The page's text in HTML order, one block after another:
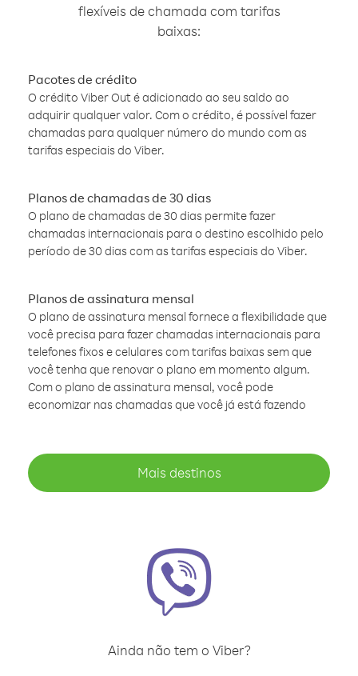
flexíveis de chamada com tarifas
baixas:
Pacotes de crédito
O crédito Viber Out é adicionado ao seu saldo ao
adquirir qualquer valor. Com o crédito, é possível fazer
chamadas para qualquer número do mundo com as
tarifas especiais do Viber.
Planos de chamadas de 30 dias
O plano de chamadas de 30 dias permite fazer
chamadas internacionais para o destino escolhido pelo
período de 30 dias com as tarifas especiais do Viber.
Planos de assinatura mensal
O plano de assinatura mensal fornece a flexibilidade que
você precisa para fazer chamadas internacionais para
telefones fixos e celulares com tarifas baixas sem que
você tenha que renovar o plano em momento algum.
Com o plano de assinatura mensal, você pode
economizar nas chamadas que você já está fazendo
Mais destinos
Ainda não tem o Viber?